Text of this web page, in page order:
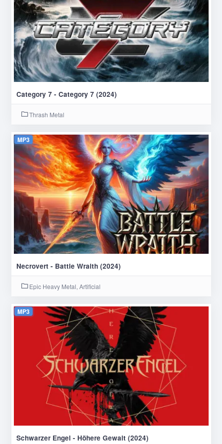
Category 7 - Category 7 (2024)
Thrash Metal
MP3
Necrovert - Battle Wraith (2024)
Epic Heavy Metal, Artificial
MP3
Schwarzer Engel - Höhere Gewalt (2024)